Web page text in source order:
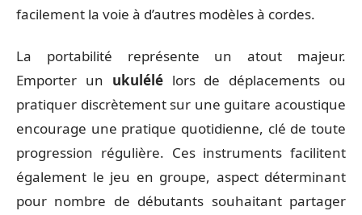
facilement la voie à d’autres modèles à cordes.
La portabilité représente un atout majeur.
Emporter un ukulélélors de déplacements ou
pratiquer discrètement sur une guitare acoustique
encourage une pratique quotidienne, clé de toute
progression régulière. Ces instruments facilitent
également le jeu en groupe, aspect déterminant
pour nombre de débutants souhaitant partager